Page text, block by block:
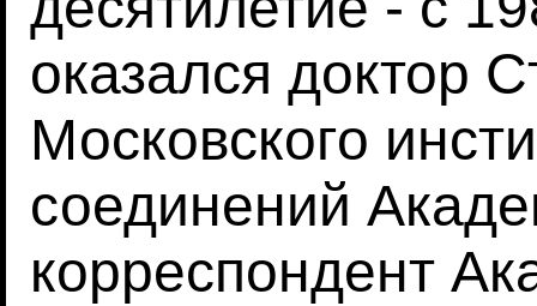
оказался доктор
Московского
соединений
корреспондент